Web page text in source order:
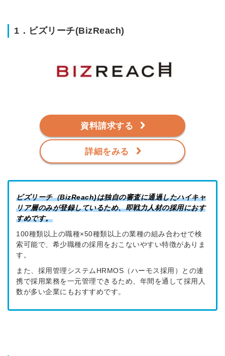
1．ビズリーチ(BizReach)
資料請求する
詳細をみる
ビズリーチ（BizReach)は独自の審査に通過したハイキャ
リア層のみが登録しているため、即戦力人材の採用におす
すめです。
100種類以上の職種×50種類以上の業種の組み合わせで検
索可能で、希少職種の採用をおこないやすい特徴がありま
す。
また、採用管理システムHRMOS（ハーモス採用）との連
携で採用業務を一元管理できるため、年間を通して採用人
数が多い企業にもおすすめです。